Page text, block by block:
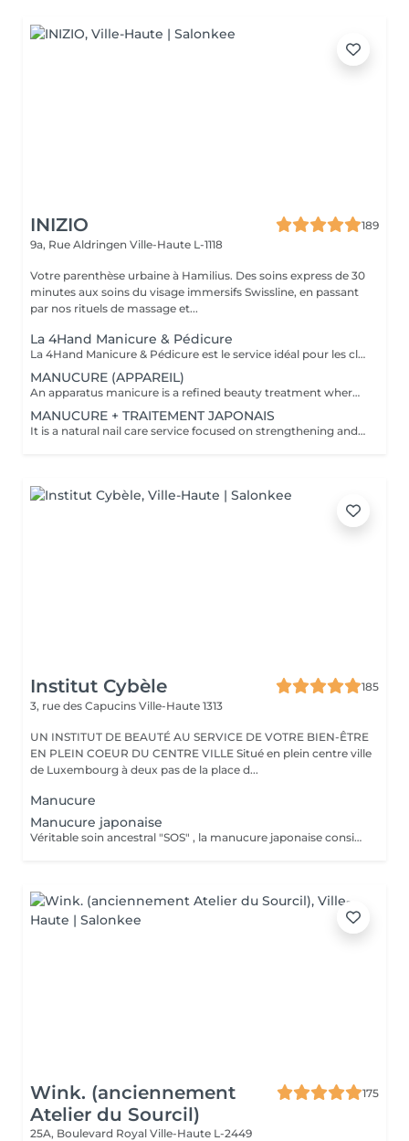
INIZIO
189
9a, Rue Aldringen Ville-Haute L-1118
Votre parenthèse urbaine à Hamilius. Des soins express de 30
minutes aux soins du visage immersifs Swissline, en passant
par nos rituels de massage et...
La 4Hand Manicure & Pédicure
La 4Hand Manicure & Pédicure est le service idéal pour les clients qui apprécient le temps, l'efficacité et l'indulgence. Profitez d'une manucure et d'une pédicure complètes en même temps, réalisées par deux esthéticiennes travaillant en parallèle. Pendant qu'une technicienne modèle vos ongles et chouchoute vos mains, l'autre prend soin de vos pieds avec un gommage, un soin des callosités, un massage et une pose de vernis. Cette expérience fluide de 2 heures offre un fini parfait de salon en une seule visite, vous faisant gagner du temps et maximisant votre confort. Veuillez sélectionner les options suivantes
MANUCURE (APPAREIL)
An apparatus manicure is a refined beauty treatment where gentle electric tools are used to shape and polish your nails, giving them a smooth and flawless finish. This technique offers precision and care, helping reveal your nails' natural beauty while ensuring a soft, elegant look. The process feels modern yet gentle, often leaving your hands and nails looking polished and perfectly groomed with a subtle shine that enhances your overall elegance
MANUCURE + TRAITEMENT JAPONAIS
It is a natural nail care service focused on strengthening and nourishing nails using traditional Japanese techniques. The treatment involves gentle cuticle care, nail shaping, and buffing, followed by the application of a special nutrient-rich paste containing ingredients like vitamins A and E, keratin, bee pollen, and silica from the Japanese sea. This paste is massaged into the nails and sealed with a protective powder, resulting in strong, healthy nails with a natural, pearly shine. The treatment is chemical-free, ideal for brittle or damaged nails, and enhances nail health without polish
Institut Cybèle
185
3, rue des Capucins Ville-Haute 1313
UN INSTITUT DE BEAUTÉ AU SERVICE DE VOTRE BIEN-ÊTRE
EN PLEIN COEUR DU CENTRE VILLE Situé en plein centre ville
de Luxembourg à deux pas de la place d...
Manucure
Manucure japonaise
Véritable soin ancestral "SOS" , la manucure japonaise consiste à nourrir l'ongle en profondeur à l'aide de produits 100% naturels riches en cire d'abeille, kératine et vitamines, puis à faire pénétrer ces actifs grâce à un polissage doux. Cela permet de lisser la surface de l'ongle et de lui donner une brillance naturelle effet glossy pendant 3 semaines. L'effet est immédiat et le résultat est bluffant. Ce rituel stimule la circulation sanguine et la croissance des ongles Idéale pour les ongles fragiles, abîmés ou après des poses de gel ou semi-permanent, la manucure japonaise aide à retrouver des ongles sains, forts et brillants. Excellente manucure pour les personnes qui ne veulent pas ou ne peuvent pas mettre du gel, semi permanent.
Wink. (anciennement
Atelier du Sourcil)
175
25A, Boulevard Royal Ville-Haute L-2449